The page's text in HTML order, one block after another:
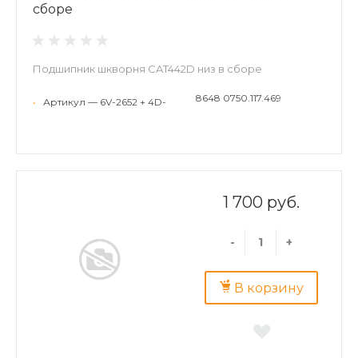
сборе
Подшипник шкворня CAT442D низ в сборе
• Артикул — 6V-2652 + 4D- 8648 0750.117.469
1 700 руб.
- +
В корзину